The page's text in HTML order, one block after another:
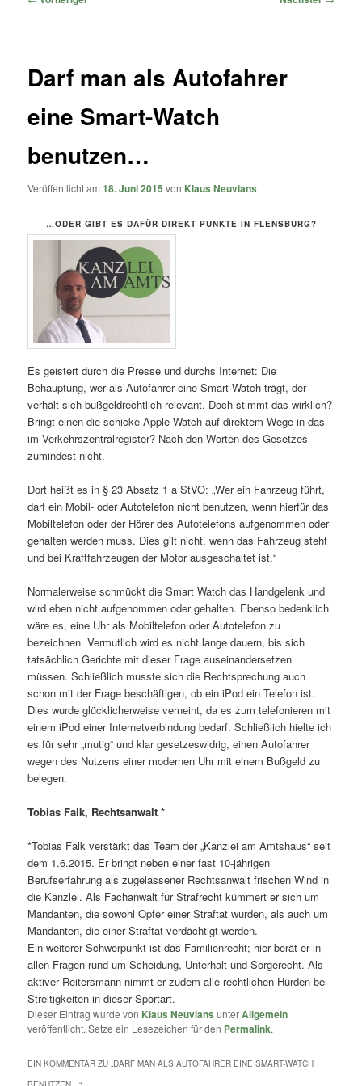
Darf man als Autofahrer
eine Smart-Watch
benutzen…
Veröffentlicht am18. Juni 2015 von Klaus Neuvians
…ODER GIBT ES DAFÜR DIREKT PUNKTE IN FLENSBURG?
Es geistert durch die Presse und durchs Internet: Die
Behauptung, wer als Autofahrer eine Smart Watch trägt, der
verhält sich bußgeldrechtlich relevant. Doch stimmt das wirklich?
Bringt einen die schicke Apple Watch auf direktem Wege in das
im Verkehrszentralregister? Nach den Worten des Gesetzes
zumindest nicht.
Dort heißt es in § 23 Absatz 1 a StVO: „Wer ein Fahrzeug führt,
darf ein Mobil- oder Autotelefon nicht benutzen, wenn hierfür das
Mobiltelefon oder der Hörer des Autotelefons aufgenommen oder
gehalten werden muss. Dies gilt nicht, wenn das Fahrzeug steht
und bei Kraftfahrzeugen der Motor ausgeschaltet ist.“
Normalerweise schmückt die Smart Watch das Handgelenk und
wird eben nicht aufgenommen oder gehalten. Ebenso bedenklich
wäre es, eine Uhr als Mobiltelefon oder Autotelefon zu
bezeichnen. Vermutlich wird es nicht lange dauern, bis sich
tatsächlich Gerichte mit dieser Frage auseinandersetzen
müssen. Schließlich musste sich die Rechtsprechung auch
schon mit der Frage beschäftigen, ob ein iPod ein Telefon ist.
Dies wurde glücklicherweise verneint, da es zum telefonieren mit
einem iPod einer Internetverbindung bedarf. Schließlich hielte ich
es für sehr „mutig“ und klar gesetzeswidrig, einen Autofahrer
wegen des Nutzens einer modernen Uhr mit einem Bußgeld zu
belegen.
Tobias Falk, Rechtsanwalt *
*Tobias Falk verstärkt das Team der „Kanzlei am Amtshaus“ seit
dem 1.6.2015. Er bringt neben einer fast 10-jährigen
Berufserfahrung als zugelassener Rechtsanwalt frischen Wind in
die Kanzlei. Als Fachanwalt für Strafrecht kümmert er sich um
Mandanten, die sowohl Opfer einer Straftat wurden, als auch um
Mandanten, die einer Straftat verdächtigt werden.
Ein weiterer Schwerpunkt ist das Familienrecht; hier berät er in
allen Fragen rund um Scheidung, Unterhalt und Sorgerecht. Als
aktiver Reitersmann nimmt er zudem alle rechtlichen Hürden bei
Streitigkeiten in dieser Sportart.
Dieser Eintrag wurde von Klaus Neuvians unterAllgemein
veröffentlicht. Setze ein Lesezeichen für den Permalink.
EIN KOMMENTAR ZU „DARF MAN ALS AUTOFAHRER EINE SMART-WATCH